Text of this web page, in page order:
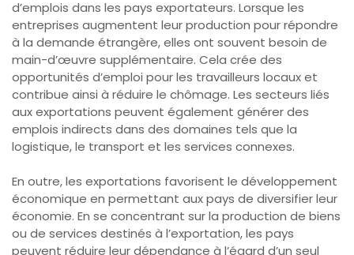
d’emplois dans les pays exportateurs. Lorsque les
entreprises augmentent leur production pour répondre
à la demande étrangère, elles ont souvent besoin de
main-d’œuvre supplémentaire. Cela crée des
opportunités d’emploi pour les travailleurs locaux et
contribue ainsi à réduire le chômage. Les secteurs liés
aux exportations peuvent également générer des
emplois indirects dans des domaines tels que la
logistique, le transport et les services connexes.
En outre, les exportations favorisent le développement
économique en permettant aux pays de diversifier leur
économie. En se concentrant sur la production de biens
ou de services destinés à l’exportation, les pays
peuvent réduire leur dépendance à l’égard d’un seul